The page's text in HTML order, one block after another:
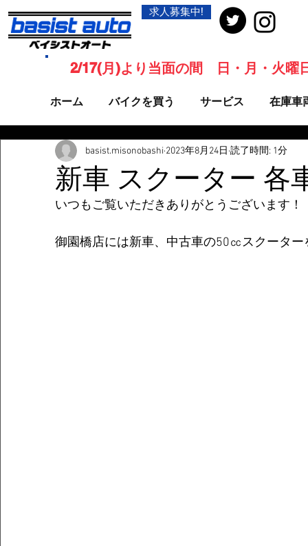
求人募集中!
ホーム バイクを買う サービス 在庫車
2/17(月)より当面の間 日・月・火曜
新車 スクーター 各
basist.misonobashi 2023年8月24日 読了時間: 1分
いつもご覧いただきありがとうございます！
御園橋店には新車、中古車の50㏄スクータ